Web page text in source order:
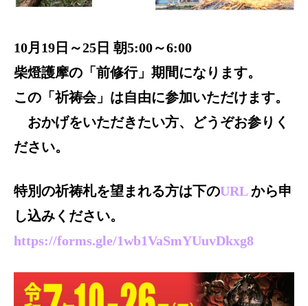
10月19日～25日 朝5:00～6:00
柴燈護摩の「前修行」期間になります。
この「祈祷会」は自由に参加いただけます。
おかげをいただきたい方、どうぞお参りく
ださい。
特別の祈祷札を望まれる方は下のURLから申
し込みください。
https://forms.gle/1wb1VaSmYUuvDkxg8